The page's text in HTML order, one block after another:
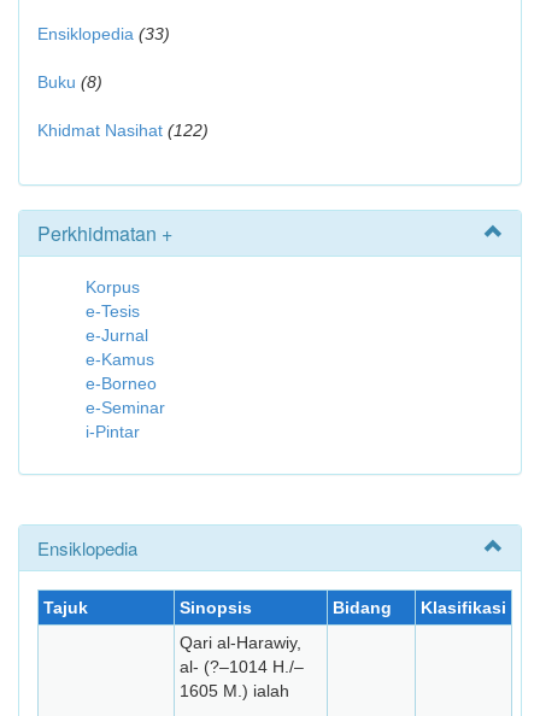
Ensiklopedia (33)
Buku (8)
Khidmat Nasihat (122)
Perkhidmatan +
Korpus
e-Tesis
e-Jurnal
e-Kamus
e-Borneo
e-Seminar
i-Pintar
Ensiklopedia
Tajuk Sinopsis Bidang Klasifikasi
Qari al-Harawiy,
al- (?–1014 H./–
1605 M.) ialah